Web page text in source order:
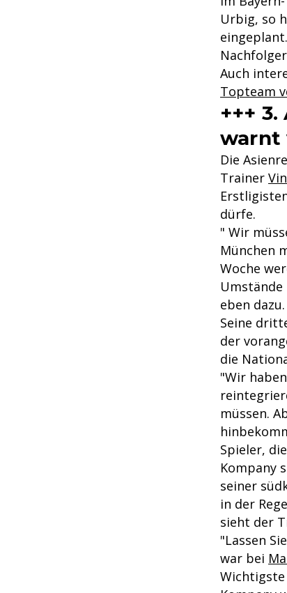
Urbig, so
Auch
Topteam
+++
warnt
Die
Trainer
dürfe.
" Wir
München
Woche
eben
Seine
der
die
"Wir
müssen.
Spieler,
Kompany
seiner
in der
sieht der
"Lassen
war bei